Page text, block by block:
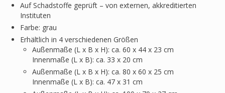
Auf Schadstoffe geprüft – von externen, akkreditierten
Instituten
Farbe: grau
Erhältlich in 4 verschiedenen Größen
Außenmaße (L x B x H): ca. 60 x 44 x 23 cm
Innenmaße (L x B): ca. 33 x 20 cm
Außenmaße (L x B x H): ca. 80 x 60 x 25 cm
Innenmaße (L x B): ca. 47 x 31 cm